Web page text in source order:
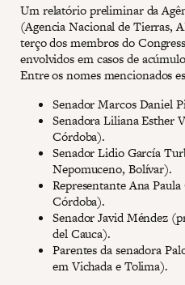
Um relatório preliminar da
(Agencia Nacional de Tierras,
terço dos membros do
envolvidos em casos de
Entre os nomes mencionados
Senador Marcos Daniel
Senadora Liliana Esther
Córdoba).
Senador Lidio García
Nepomuceno, Bolívar).
Representante Ana
Córdoba).
Senador Javid Méndez
del Cauca).
Parentes da senadora
em Vichada e Tolima).